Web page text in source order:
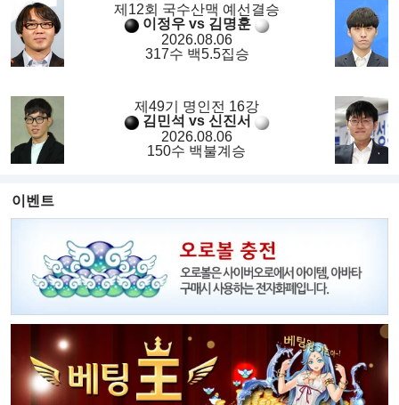
제12회 국수산맥 예선결승
이정우 vs 김명훈
2026.08.06
317수 백5.5집승
제49기 명인전 16강
김민석 vs 신진서
2026.08.06
150수 백불계승
이벤트